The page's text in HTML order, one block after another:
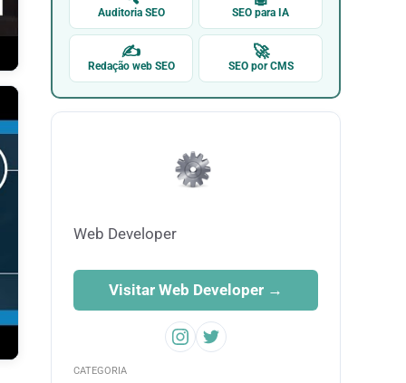
Auditoria SEO SEO para IA
✍
Redação web SEO
🚀
SEO por CMS
Web Developer
Visitar Web Developer →
CATEGORIA